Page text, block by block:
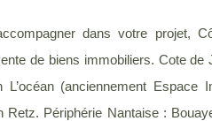
dans votre projet,
de biens immobiliers. Cote de
(anciennement Espace
Périphérie Nantaise :